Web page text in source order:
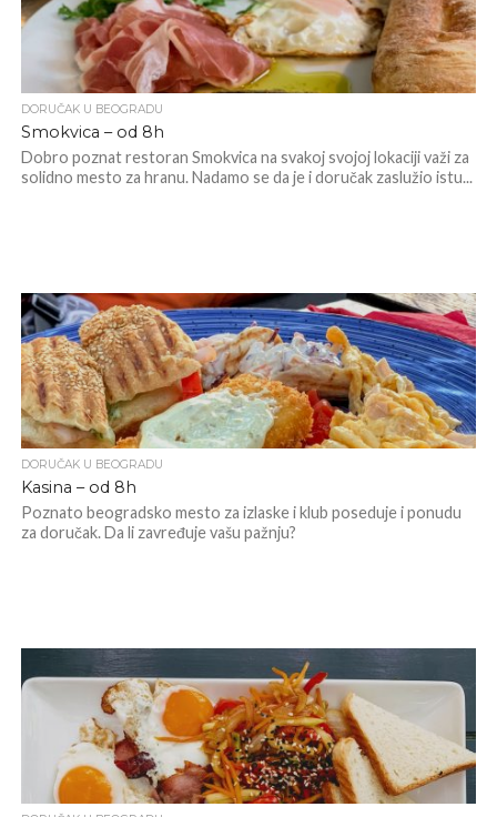
DORUČAK U BEOGRADU
Smokvica – od 8h
Dobro poznat restoran Smokvica na svakoj svojoj lokaciji važi za
solidno mesto za hranu. Nadamo se da je i doručak zaslužio istu...
DORUČAK U BEOGRADU
Kasina – od 8h
Poznato beogradsko mesto za izlaske i klub poseduje i ponudu
za doručak. Da li zavređuje vašu pažnju?